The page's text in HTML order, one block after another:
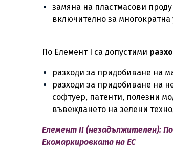
замяна на пластмасови
включително за
По Елемент I са допустими
разходи за придобиване на
разходи за придобиване на
софтуер, патенти, полезни
въвеждането на зелени
Елемент II (незадължителен):
Екомаркировката на ЕС